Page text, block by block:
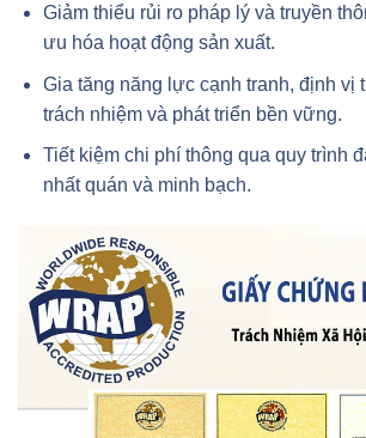
Giảm thiểu rủi ro pháp lý và truyền
ưu hóa hoạt động sản xuất.
Gia tăng năng lực cạnh tranh, định vị
trách nhiệm và phát triển bền vững.
Tiết kiệm chi phí thông qua quy trình
nhất quán và minh bạch.